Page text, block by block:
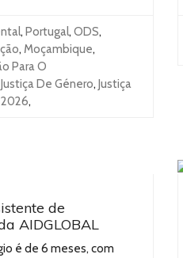
, Portugal, ODS,
, Moçambique,
Para O
Justiça De Género, Justiça
2026,
de
AIDGLOBAL
é de 6 meses, com